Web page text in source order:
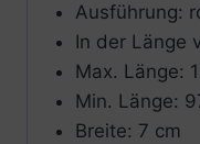
Ausführung:
In der Länge
Max. Länge:
Min. Länge:
Breite: 7 cm